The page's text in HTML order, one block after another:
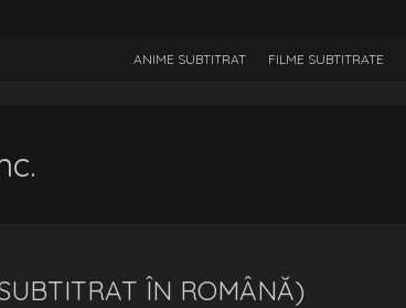
ANIME SUBTITRAT FILME SUBTITRATE
ÎN ROMÂNĂ)